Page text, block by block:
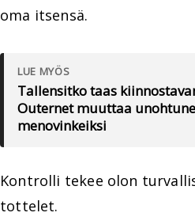
oma itsensä.
LUE MYÖS
Tallensitko taas
Outernet muuttaa
menovinkeiksi
Kontrolli tekee olon
tottelet.